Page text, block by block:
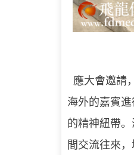
應大會邀請
海外的嘉賓
的精神紐帶
間交流往來